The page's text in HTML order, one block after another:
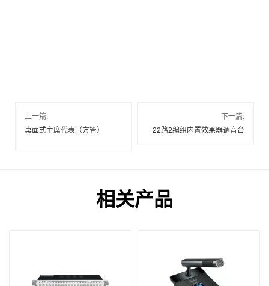
上一篇:
桌面式主席代表（方管）
下一篇:
22路2编组内置效果器调音台
相关产品